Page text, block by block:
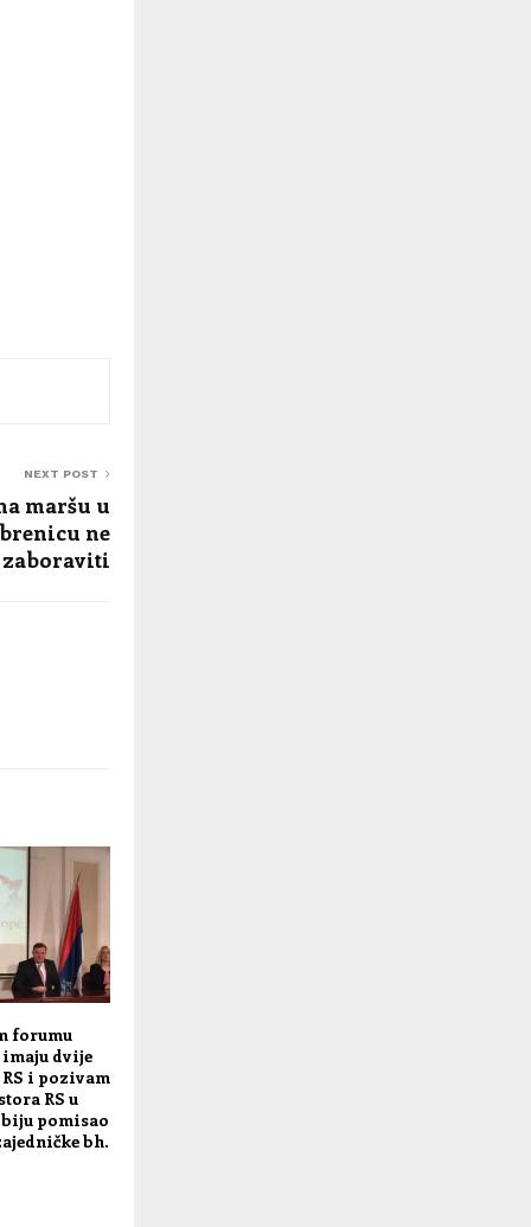
NEXT POST
maršu u
ne
forumu
dvije
i pozivam
RS u
pomisao
bh.